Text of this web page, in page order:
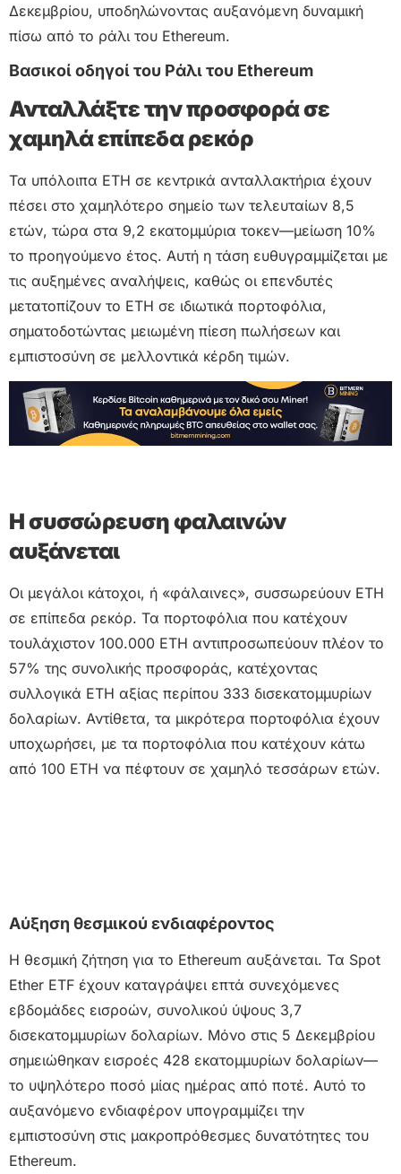
Δεκεμβρίου, υποδηλώνοντας αυξανόμενη δυναμική
πίσω από το ράλι του Ethereum.
Βασικοί οδηγοί του Ράλι του Ethereum
Ανταλλάξτε την προσφορά σε
χαμηλά επίπεδα ρεκόρ
Τα υπόλοιπα ETH σε κεντρικά ανταλλακτήρια έχουν
πέσει στο χαμηλότερο σημείο των τελευταίων 8,5
ετών, τώρα στα 9,2 εκατομμύρια τοκεν—μείωση 10%
το προηγούμενο έτος. Αυτή η τάση ευθυγραμμίζεται με
τις αυξημένες αναλήψεις, καθώς οι επενδυτές
μετατοπίζουν το ETH σε ιδιωτικά πορτοφόλια,
σηματοδοτώντας μειωμένη πίεση πωλήσεων και
εμπιστοσύνη σε μελλοντικά κέρδη τιμών.
Η συσσώρευση φαλαινών
αυξάνεται
Οι μεγάλοι κάτοχοι, ή «φάλαινες», συσσωρεύουν ETH
σε επίπεδα ρεκόρ. Τα πορτοφόλια που κατέχουν
τουλάχιστον 100.000 ETH αντιπροσωπεύουν πλέον το
57% της συνολικής προσφοράς, κατέχοντας
συλλογικά ETH αξίας περίπου 333 δισεκατομμυρίων
δολαρίων. Αντίθετα, τα μικρότερα πορτοφόλια έχουν
υποχωρήσει, με τα πορτοφόλια που κατέχουν κάτω
από 100 ETH να πέφτουν σε χαμηλό τεσσάρων ετών.
Αύξηση θεσμικού ενδιαφέροντος
Η θεσμική ζήτηση για το Ethereum αυξάνεται. Τα Spot
Ether ETF έχουν καταγράψει επτά συνεχόμενες
εβδομάδες εισροών, συνολικού ύψους 3,7
δισεκατομμυρίων δολαρίων. Μόνο στις 5 Δεκεμβρίου
σημειώθηκαν εισροές 428 εκατομμυρίων δολαρίων—
το υψηλότερο ποσό μίας ημέρας από ποτέ. Αυτό το
αυξανόμενο ενδιαφέρον υπογραμμίζει την
εμπιστοσύνη στις μακροπρόθεσμες δυνατότητες του
Ethereum.